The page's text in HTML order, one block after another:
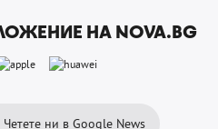
НА NOVA.BG
Четете ни в Google News